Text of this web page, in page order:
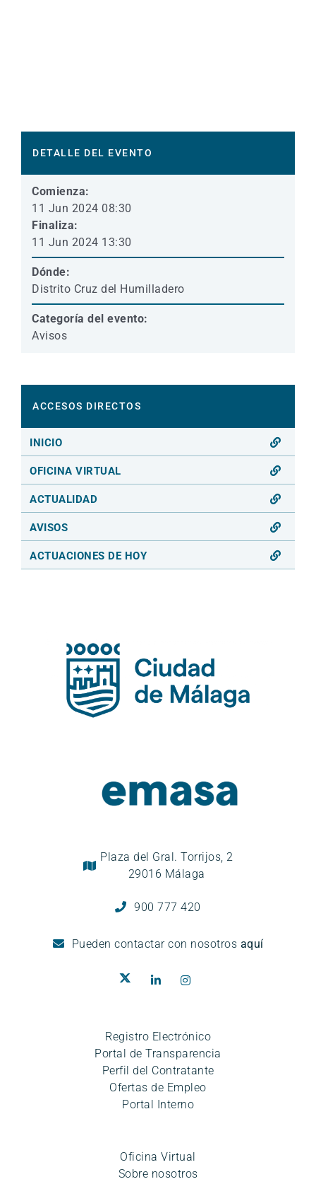
DETALLE DEL EVENTO
Comienza:
11 Jun 2024 08:30
Finaliza:
11 Jun 2024 13:30
Dónde:
Distrito Cruz del Humilladero
Categoría del evento:
Avisos
ACCESOS DIRECTOS
INICIO
OFICINA VIRTUAL
ACTUALIDAD
AVISOS
ACTUACIONES DE HOY
Plaza del Gral. Torrijos, 2
29016 Málaga
900 777 420
Pueden contactar con nosotros aquí
Registro Electrónico
Portal de Transparencia
Perfil del Contratante
Ofertas de Empleo
Portal Interno
Oficina Virtual
Sobre nosotros